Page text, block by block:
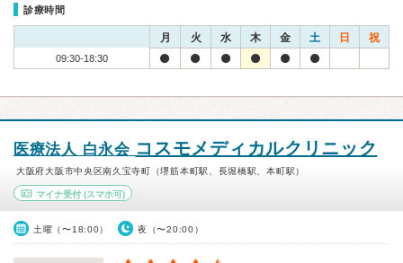
診療時間
月 火 水 木 金 土 日 祝
09:30-18:30
医療法人 白永会 コスモメディカルクリニック
大阪府大阪市中央区南久宝寺町（堺筋本町駅、長堀橋駅、本町駅）
マイナ受付 (スマホ可)
土曜（〜18:00） 夜（〜20:00）